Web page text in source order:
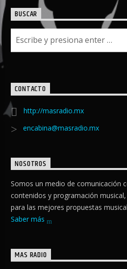
BUSCAR
CONTACTO
http://masradio.mx
encabina@masradio.mx
NOSOTROS
Somos un medio de comunicación
contenidos y programación
para las mejores propuestas
Saber más
MAS RADIO